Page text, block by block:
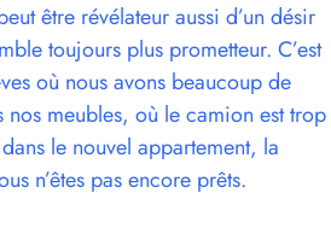
être révélateur aussi d’un désir
toujours plus prometteur. C’est
où nous avons beaucoup de
nos meubles, où le camion est trop
le nouvel appartement, la
n’êtes pas encore prêts.